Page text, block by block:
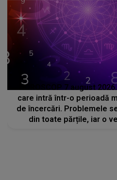
HOROSCOP 7 august
care intră într-o perioadă
de încercări. Problemele
din toate părțile, iar o